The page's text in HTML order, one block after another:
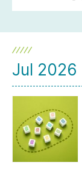
Jul 2026